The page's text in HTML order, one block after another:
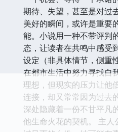
期待、失望，甚至是对过
美好的瞬间，或许是重要
能。小说用一种不带评判
态，让读者在共鸣中感受
设定（非具体情节，侧重
在都市生活中努力寻找自
理想，但现实的压力让他
连接，却又常常因为过去
深处隐藏着一份不甘平凡
他生命火花的契机。 主